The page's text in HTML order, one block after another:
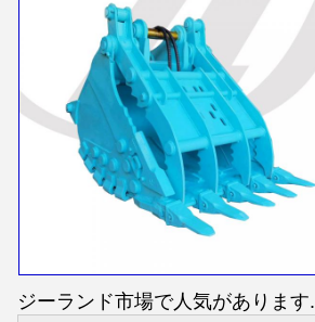
ジーランド市場で人気があります.